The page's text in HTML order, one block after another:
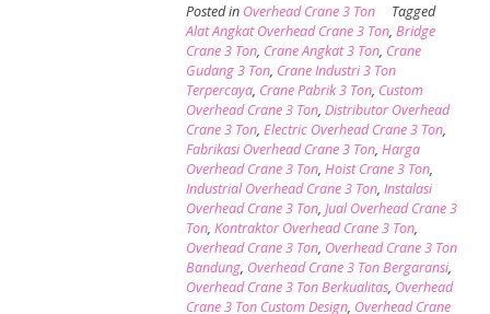
Posted in Overhead Crane 3 Ton
Tagged
Alat Angkat Overhead Crane 3 Ton, Bridge
Crane 3 Ton, Crane Angkat 3 Ton, Crane
Gudang 3 Ton, Crane Industri 3 Ton
Terpercaya, Crane Pabrik 3 Ton, Custom
Overhead Crane 3 Ton, Distributor Overhead
Crane 3 Ton, Electric Overhead Crane 3 Ton,
Fabrikasi Overhead Crane 3 Ton, Harga
Overhead Crane 3 Ton, Hoist Crane 3 Ton,
Industrial Overhead Crane 3 Ton, Instalasi
Overhead Crane 3 Ton, Jual Overhead Crane 3
Ton, Kontraktor Overhead Crane 3 Ton,
Overhead Crane 3 Ton, Overhead Crane 3 Ton
Bandung, Overhead Crane 3 Ton Bergaransi,
Overhead Crane 3 Ton Berkualitas, Overhead
Crane 3 Ton Custom Design, Overhead Crane